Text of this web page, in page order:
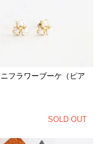
フラワーブーケ（ピア
SOLD OUT